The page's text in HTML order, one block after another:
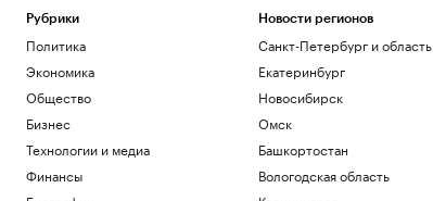
помилование не помогло США
Политика
Зачем инвестировать в торговые
РБК и ПИК Серия плюс
СКА подписал контракт с защитником,
который провел пять сезонов в НХЛ
Спорт
В Хорватии столкнулись грузовой и
Рубрики
Политика
Экономика
Общество
Бизнес
Технологии и медиа
Финансы
Новости регионов
Санкт-Петербург и область
Екатеринбург
Новосибирск
Омск
Башкортостан
Вологодская область